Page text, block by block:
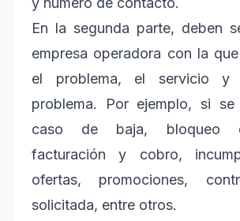
En la segunda parte, deben
empresa operadora con la
el problema, el servicio
problema. Por ejemplo, si
caso de baja, bloqueo
facturación y cobro,
ofertas, promociones,
solicitada, entre otros.